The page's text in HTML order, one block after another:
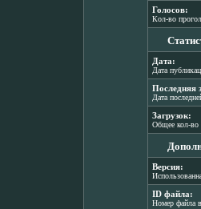
Голосов:
Кол-во
Дата:
Дата
Последняя
Дата
Загрузок:
Общее кол-во
Версия:
ID файла:
Номер файла